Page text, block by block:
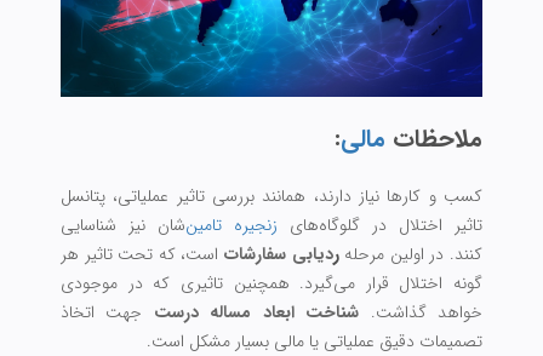
ملاحظات مالی:
کسب و کارها نیاز دارند، همانند بررسی تاثیر عملیاتی، پتانسل
تاثیر اختلال در گلوگاه‌های زنجیره تامین‌شان نیز شناسایی
کنند. در اولین مرحلهردیابی سفارشات است، که تحت تاثیر هر
گونه اختلال قرار می‌گیرد. همچنین تاثیری که در موجودی
خواهد گذاشت. شناخت ابعاد مساله درست جهت اتخاذ
تصمیمات دقیق عملیاتی یا مالی بسیار مشکل است.